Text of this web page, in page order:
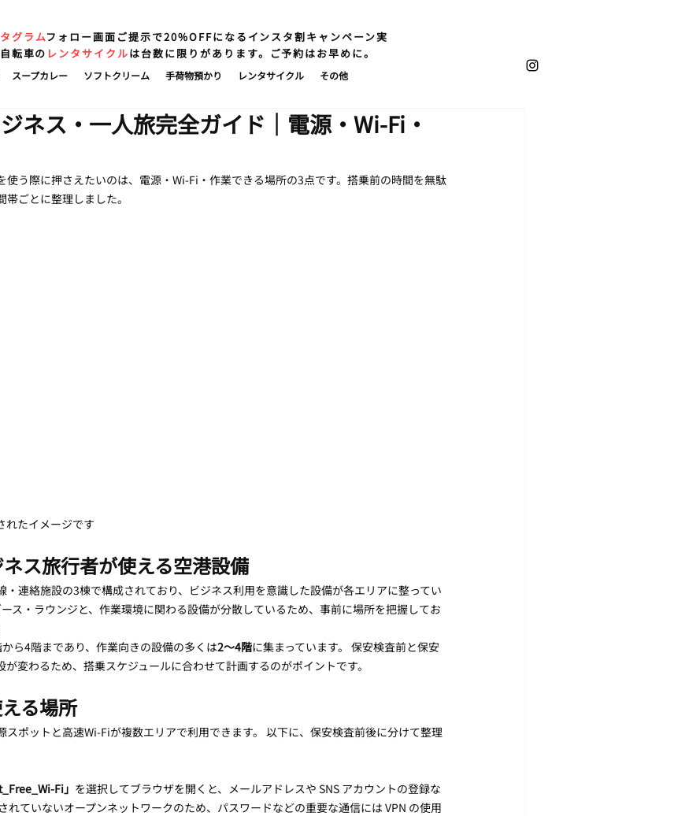
グラムフォロー画面ご提示で20%OFFになるインスタ割キャンペーン実
転車の レンタサイクルは台数に限りがあります。ご予約はお早めに。
スープカレー ソフトクリーム 手荷物預かり レンタサイクル その他
ネス・一人旅完全ガイド｜電源・Wi-Fi・
使う際に押さえたいのは、電源・Wi-Fi・作業できる場所の3点です。搭乗前の時間を無駄
ごとに整理しました。
れたイメージです
ス旅行者が使える空港設備
・連絡施設の3棟で構成されており、ビジネス利用を意識した設備が各エリアに整ってい
ス・ラウンジと、作業環境に関わる設備が分散しているため、事前に場所を把握してお
ら4階まであり、作業向きの設備の多くは2〜4階に集まっています。 保安検査前と保安
変わるため、搭乗スケジュールに合わせて計画するのがポイントです。
る場所
スポットと高速Wi-Fiが複数エリアで利用できます。 以下に、保安検査前後に分けて整理
Fi」 を選択してブラウザを開くと、メールアドレスや SNS アカウントの登録な
れていないオープンネットワークのため、パスワードなどの重要な通信には VPN の使用